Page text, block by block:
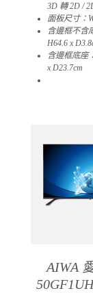
3D 轉 2D /
面板尺寸：
含邊框不含
H64.6 x
含邊框底座
x D23.7cm​
AIWA